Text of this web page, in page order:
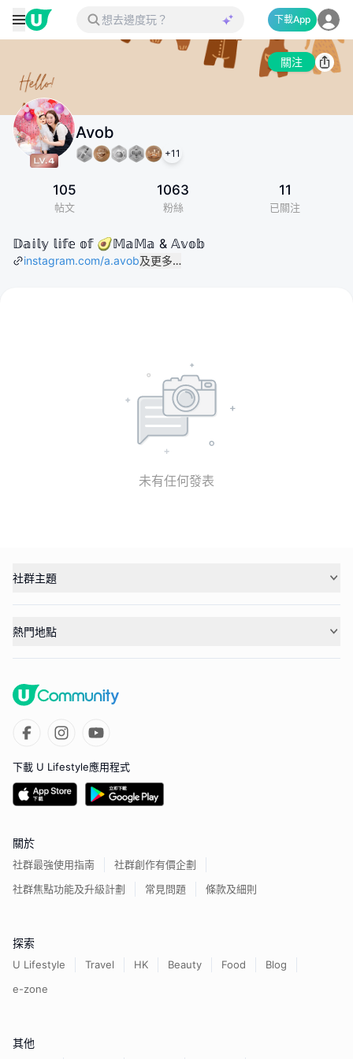
下載App
關注
Avob
+11
105
帖文
1063
粉絲
11
已關注
𝔻𝕒𝕚𝕝𝕪 𝕝𝕚𝕗𝕖 𝕠𝕗 🥑𝕄𝕒𝕄𝕒 & 𝔸𝕧𝕠𝕓
instagram.com/a.avob及更多…
未有任何發表
社群主題
熱門地點
下載 U Lifestyle應用程式
關於
社群最強使用指南
社群創作有價企劃
社群焦點功能及升級計劃
常見問題 條款及細則
探索
U Lifestyle Travel HK Beauty Food
Blog
e-zone
其他